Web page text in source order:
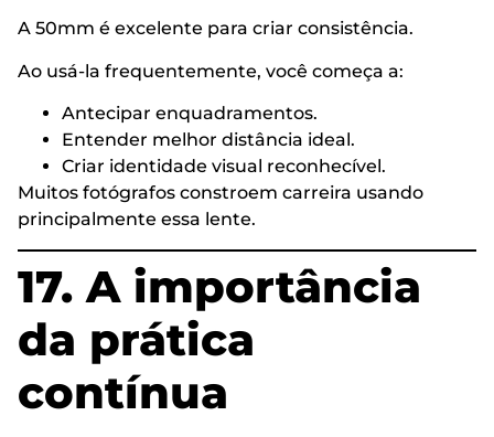
A 50mm é excelente para criar consistência.
Ao usá-la frequentemente, você começa a:
Antecipar enquadramentos.
Entender melhor distância ideal.
Criar identidade visual reconhecível.
Muitos fotógrafos constroem carreira usando
principalmente essa lente.
17. A importância
da prática
contínua